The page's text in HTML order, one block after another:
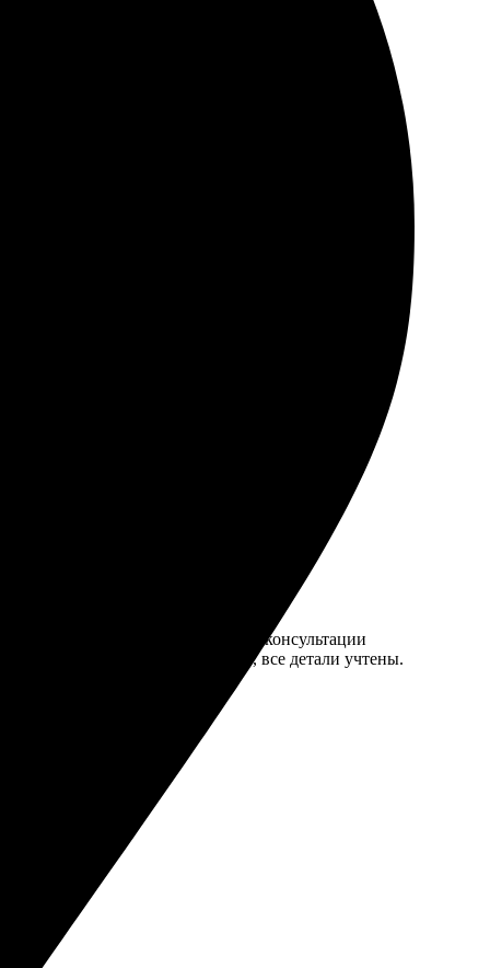
оперативно, все уточнили. Печать вышла
Рекомендую всем!
пару дней пришло уведомление, что готово.
Оперативная обратная связь и консультации
Открытки смотрятся стильно, все детали учтены.